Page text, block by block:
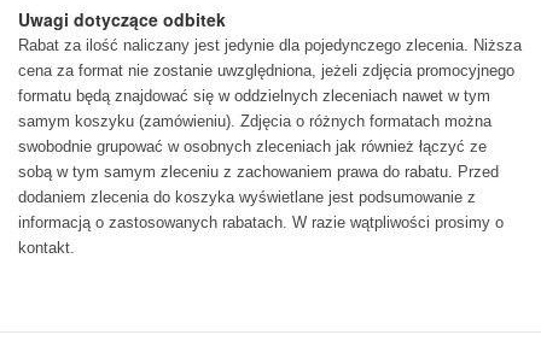
Uwagi dotyczące odbitek
Rabat za ilość naliczany jest jedynie dla pojedynczego zlecenia. Niższa
cena za format nie zostanie uwzględniona, jeżeli zdjęcia promocyjnego
formatu będą znajdować się w oddzielnych zleceniach nawet w tym
samym koszyku (zamówieniu). Zdjęcia o różnych formatach można
swobodnie grupować w osobnych zleceniach jak również łączyć ze
sobą w tym samym zleceniu z zachowaniem prawa do rabatu. Przed
dodaniem zlecenia do koszyka wyświetlane jest podsumowanie z
informacją o zastosowanych rabatach. W razie wątpliwości prosimy o
kontakt.